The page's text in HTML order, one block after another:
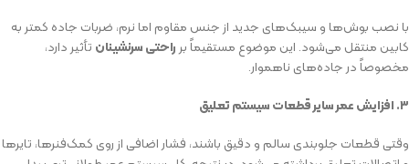
با نصب بوش‌ها و سیبک‌های جدید از جنس مقاوم اما نرم، ضربات جاده کمتر به
کابین منتقل می‌شود. این موضوع مستقیماً بر راحتی سرنشینان تأثیر دارد،
مخصوصاً در جاده‌های ناهموار.
۳.افزایش عمر سایر قطعات سیستم تعلیق
وقتی قطعات جلوبندی سالم و دقیق باشند، فشار اضافی از روی کمک‌فنرها، تایرها